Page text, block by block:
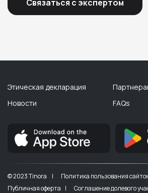
Связаться с экспертом
Этическая декларация
Новости
FAQs
© 2023 Tinora |
Политика пользования
Публичная оферта |
Соглашение долевого